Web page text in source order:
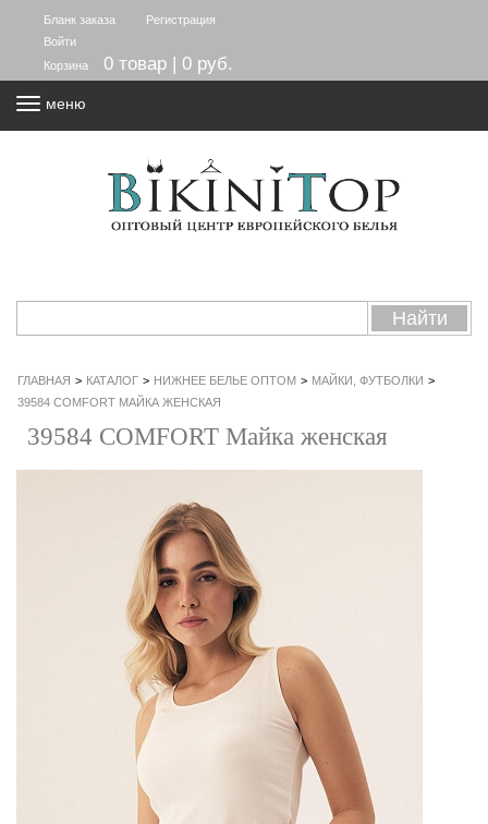
Бланк заказа
Регистрация
Войти
Корзина
0 товар | 0 руб.
меню
ГЛАВНАЯ > КАТАЛОГ > НИЖНЕЕ БЕЛЬЕ ОПТОМ > МАЙКИ, ФУТБОЛКИ >
39584 COMFORT МАЙКА ЖЕНСКАЯ
39584 COMFORT Майка женская